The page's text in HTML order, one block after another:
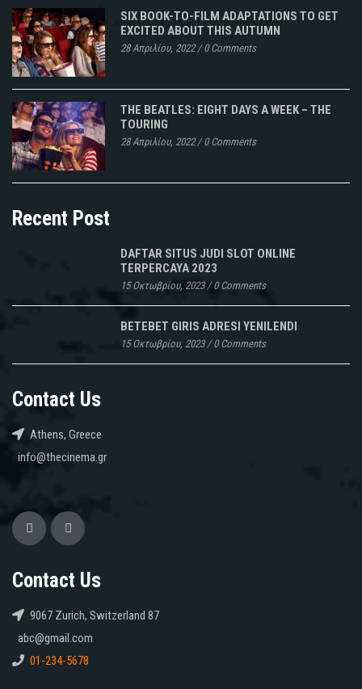
SIX BOOK-TO-FILM ADAPTATIONS TO GET
EXCITED ABOUT THIS AUTUMN
28 Απριλίου, 2022/0 Comments
THE BEATLES: EIGHT DAYS A WEEK – THE
TOURING
28 Απριλίου, 2022/0 Comments
Recent Post
DAFTAR SITUS JUDI SLOT ONLINE
TERPERCAYA 2023
15 Οκτωβρίου, 2023/0 Comments
BETEBET GIRIS ADRESI YENILENDI
15 Οκτωβρίου, 2023/0 Comments
Contact Us
Athens, Greece
info@thecinema.gr
Contact Us
9067 Zurich, Switzerland 87
abc@gmail.com
01-234-5678